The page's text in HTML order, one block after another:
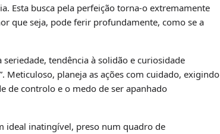
Esta busca pela perfeição torna-o extremamente
que seja, pode ferir profundamente, como se a
tendência à solidão e curiosidade
Meticuloso, planeja as ações com cuidado, exigindo
de controlo e o medo de ser apanhado
ideal inatingível, preso num quadro de